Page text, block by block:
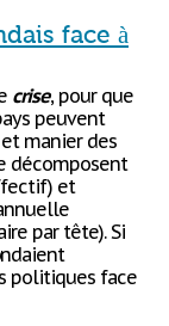
face à
crise, pour que
peuvent
manier des
décomposent
et
par tête). Si
politiques face